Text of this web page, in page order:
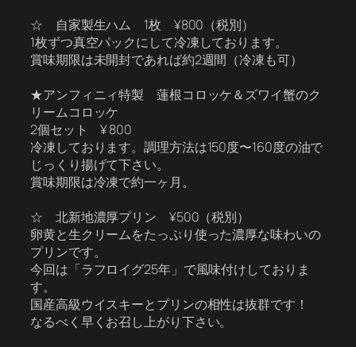
☆ 自家製生ハム 1枚 ¥800（税別）
1枚ずつ真空パックにして冷凍しております。
賞味期限は未開封であれば約2週間（冷凍も可）
★アンフィニィ特製 蓮根コロッケ＆ズワイ蟹のク
リームコロッケ
2個セット ¥ 800
冷凍しております。調理方法は150度〜160度の油で
じっくり揚げて下さい。
賞味期限は冷凍で約一ヶ月。
☆ 北新地濃厚プリン ¥500（税別）
卵黄と生クリームをたっぷり使った濃厚な味わいの
プリンです。
今回は「ラフロイグ25年」で風味付けしておりま
す。
国産高級ウイスキーとプリンの相性は抜群です！
なるべく早くお召し上がり下さい。